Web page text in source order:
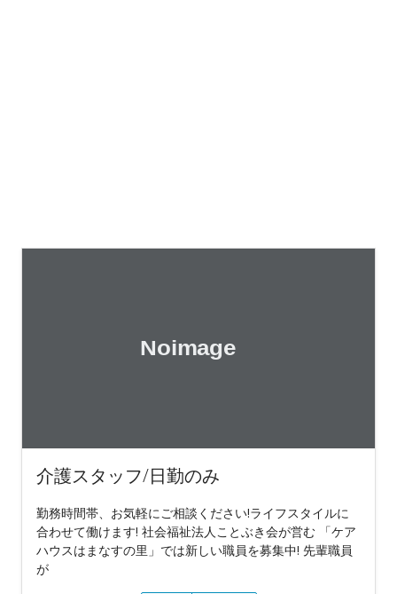
介護スタッフ/日勤のみ
勤務時間帯、お気軽にご相談ください!ライフスタイルに
合わせて働けます! 社会福祉法人ことぶき会が営む 「ケア
ハウスはまなすの里」では新しい職員を募集中! 先輩職員
が